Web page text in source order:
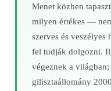
Menet közben
milyen értékes —
szerves és
fel tudják dolgozni.
végeznek a világban;
gilisztaállomány